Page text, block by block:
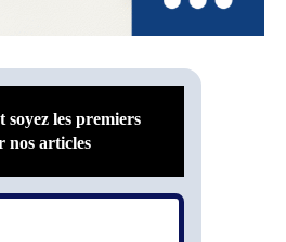
soyez les premiers
nos articles